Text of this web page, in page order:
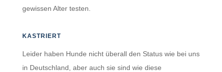
gewissen Alter testen.
KASTRIERT
Leider haben Hunde nicht überall den Status wie bei uns
in Deutschland, aber auch sie sind wie diese